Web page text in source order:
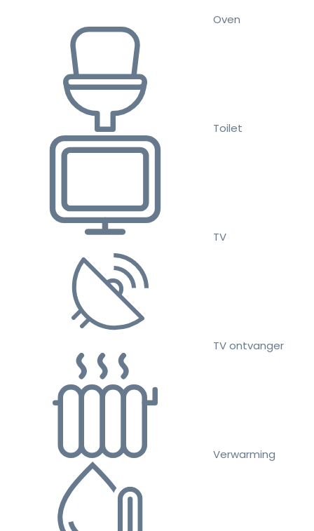
Oven
Toilet
TV
TV ontvanger
Verwarming